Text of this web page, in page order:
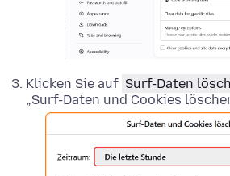
Klicken Sie auf Surf-Daten
„Surf-Daten und Cookies